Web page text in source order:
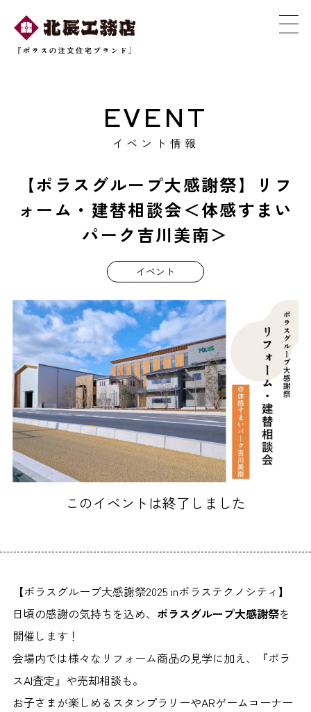
EVENT
イベント情報
【ポラスグループ大感謝祭】リフ
ォーム・建替相談会＜体感すまい
パーク吉川美南＞
イベント
このイベントは終了しました
【ポラスグループ大感謝祭2025 inポラステクノシティ】
日頃の感謝の気持ちを込め、 ポラスグループ大感謝祭を
開催します！
会場内では様々なリフォーム商品の見学に加え、『ポラ
スAI査定』や売却相談も。
お子さまが楽しめるスタンプラリーやARゲームコーナー